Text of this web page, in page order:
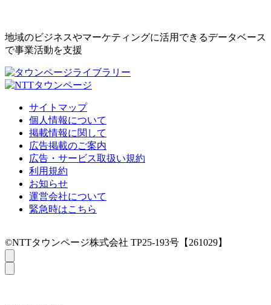
地域のビジネスやマーケティングに活用できるデータベース
で事業活動を支援
サイトマップ
個人情報について
掲載情報に関して
広告掲載のご案内
広告・サービス取扱い規約
利用規約
お知らせ
運営会社について
緊急時はこちら
©NTTタウンページ株式会社 TP25-193号【261029】